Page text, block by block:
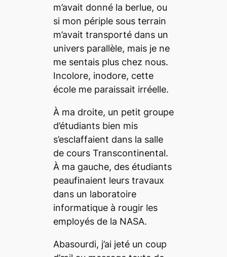
m’avait donné la berlue, ou
si mon périple sous terrain
m’avait transporté dans un
univers parallèle, mais je ne
me sentais plus chez nous.
Incolore, inodore, cette
école me paraissait irréelle.
À ma droite, un petit groupe
d’étudiants bien mis
s’esclaffaient dans la salle
de cours Transcontinental.
À ma gauche, des étudiants
peaufinaient leurs travaux
dans un laboratoire
informatique à rougir les
employés de la NASA.
Abasourdi, j’ai jeté un coup